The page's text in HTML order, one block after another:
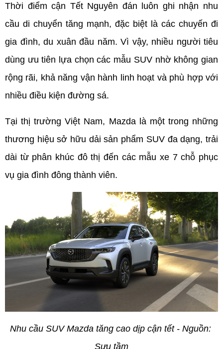
Thời điểm cận Tết Nguyên đán luôn ghi nhận nhu
cầu di chuyển tăng mạnh, đặc biệt là các chuyến đi
gia đình, du xuân đầu năm. Vì vậy, nhiều người tiêu
dùng ưu tiên lựa chọn các mẫu SUV nhờ không gian
rộng rãi, khả năng vận hành linh hoạt và phù hợp với
nhiều điều kiện đường sá.
Tại thị trường Việt Nam, Mazda là một trong những
thương hiệu sở hữu dải sản phẩm SUV đa dạng, trải
dài từ phân khúc đô thị đến các mẫu xe 7 chỗ phục
vụ gia đình đông thành viên.
Nhu cầu SUV Mazda tăng cao dịp cận tết - Nguồn:
Sưu tầm